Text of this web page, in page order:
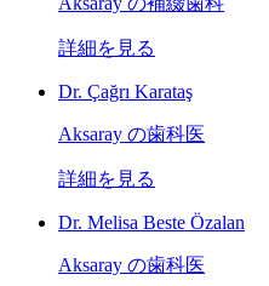
詳細を見る
Dr. Çağrı Karataş
Aksaray の歯科医
詳細を見る
Dr. Melisa Beste Özalan
Aksaray の歯科医